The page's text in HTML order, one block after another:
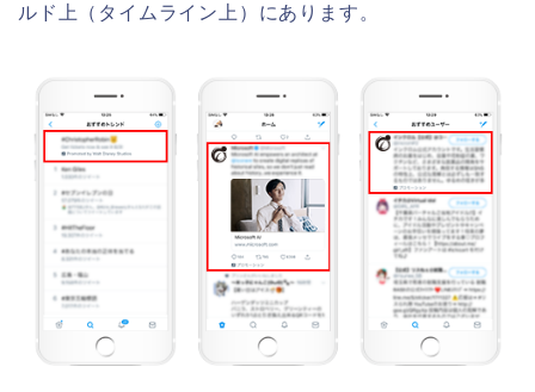
ルド上（タイムライン上）にあります。